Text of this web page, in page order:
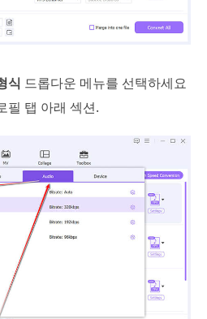
식 드롭다운 메뉴를 선택하세요
필 탭 아래 섹션.